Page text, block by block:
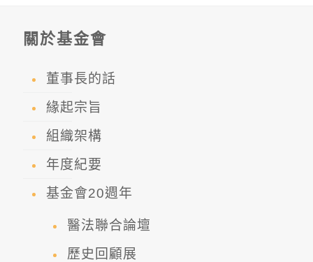
關於基金會
董事長的話
緣起宗旨
組織架構
年度紀要
基金會20週年
醫法聯合論壇
歷史回顧展